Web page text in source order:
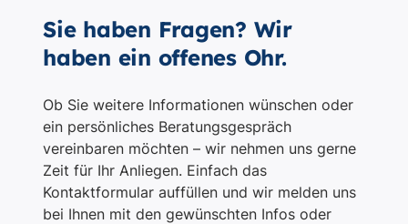
Sie haben Fragen? Wir
haben ein offenes Ohr.
Ob Sie weitere Informationen wünschen oder
ein persönliches Beratungsgespräch
vereinbaren möchten – wir nehmen uns gerne
Zeit für Ihr Anliegen. Einfach das
Kontaktformular auffüllen und wir melden uns
bei Ihnen mit den gewünschten Infos oder